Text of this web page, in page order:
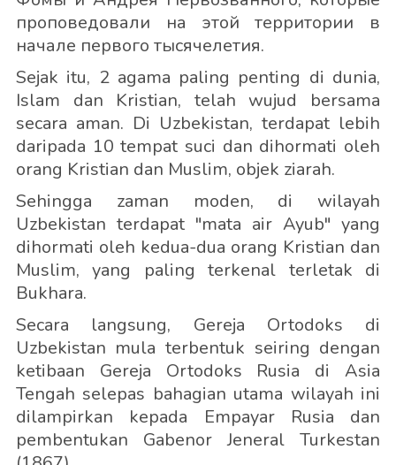
проповедовали на этой территории в
начале первого тысячелетия.
Sejak itu, 2 agama paling penting di dunia,
Islam dan Kristian, telah wujud bersama
secara aman. Di Uzbekistan, terdapat lebih
daripada 10 tempat suci dan dihormati oleh
orang Kristian dan Muslim, objek ziarah.
Sehingga zaman moden, di wilayah
Uzbekistan terdapat "mata air Ayub" yang
dihormati oleh kedua-dua orang Kristian dan
Muslim, yang paling terkenal terletak di
Bukhara.
Secara langsung, Gereja Ortodoks di
Uzbekistan mula terbentuk seiring dengan
ketibaan Gereja Ortodoks Rusia di Asia
Tengah selepas bahagian utama wilayah ini
dilampirkan kepada Empayar Rusia dan
pembentukan Gabenor Jeneral Turkestan